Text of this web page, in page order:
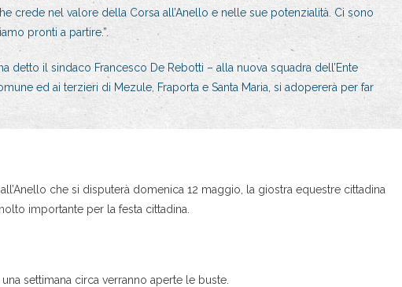
crede nel valore della Corsa all’Anello e nelle sue potenzialità. Ci sono
pronti a partire.”.
detto il sindaco Francesco De Rebotti – alla nuova squadra dell’Ente
ed ai terzieri di Mezule, Fraporta e Santa Maria, si adopererà per far
che si disputerà domenica 12 maggio, la giostra equestre cittadina
importante per la festa cittadina.
settimana circa verranno aperte le buste.